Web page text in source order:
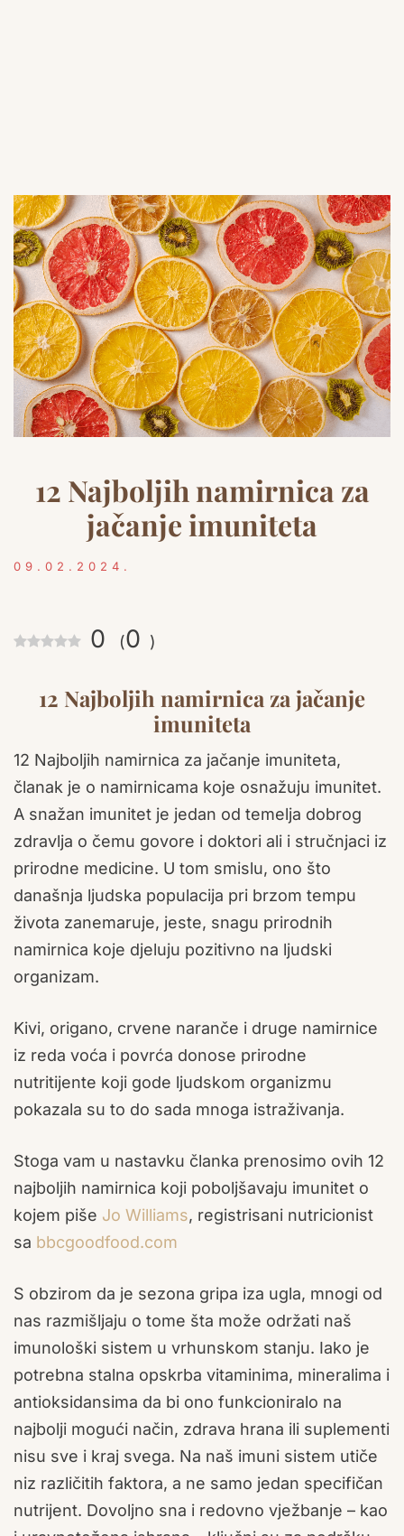
12 Najboljih namirnica za
jačanje imuniteta
09.02.2024.
0 (0 )
12 Najboljih namirnica za jačanje
imuniteta
12 Najboljih namirnica za jačanje imuniteta,
članak je o namirnicama koje osnažuju imunitet.
A snažan imunitet je jedan od temelja dobrog
zdravlja o čemu govore i doktori ali i stručnjaci iz
prirodne medicine. U tom smislu, ono što
današnja ljudska populacija pri brzom tempu
života zanemaruje, jeste, snagu prirodnih
namirnica koje djeluju pozitivno na ljudski
organizam.
Kivi, origano, crvene naranče i druge namirnice
iz reda voća i povrća donose prirodne
nutritijente koji gode ljudskom organizmu
pokazala su to do sada mnoga istraživanja.
Stoga vam u nastavku članka prenosimo ovih 12
najboljih namirnica koji poboljšavaju imunitet o
kojem piše Jo Williams, registrisani nutricionist
sa bbcgoodfood.com
S obzirom da je sezona gripa iza ugla, mnogi od
nas razmišljaju o tome šta može održati naš
imunološki sistem u vrhunskom stanju. Iako je
potrebna stalna opskrba vitaminima, mineralima i
antioksidansima da bi ono funkcioniralo na
najbolji mogući način, zdrava hrana ili suplementi
nisu sve i kraj svega. Na naš imuni sistem utiče
niz različitih faktora, a ne samo jedan specifičan
nutrijent. Dovoljno sna i redovno vježbanje – kao